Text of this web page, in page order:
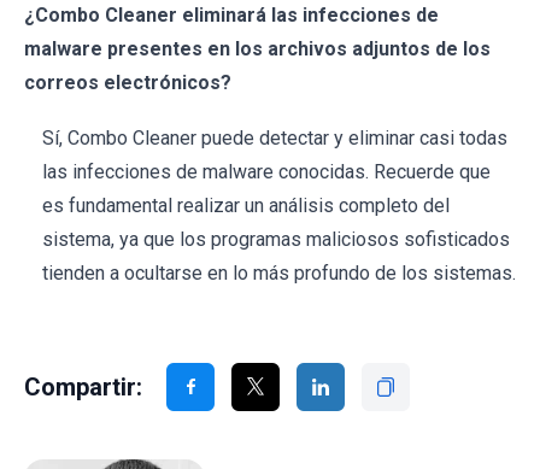
¿Combo Cleaner eliminará las infecciones de
malware presentes en los archivos adjuntos de los
correos electrónicos?
Sí, Combo Cleaner puede detectar y eliminar casi todas
las infecciones de malware conocidas. Recuerde que
es fundamental realizar un análisis completo del
sistema, ya que los programas maliciosos sofisticados
tienden a ocultarse en lo más profundo de los sistemas.
Compartir: